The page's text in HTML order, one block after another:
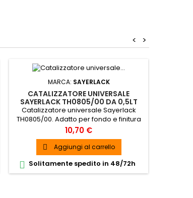
>
<
MARCA: SAYERLACK
CATALIZZATORE UNIVERSALE
SAYERLACK TH0805/00 DA 0,5LT
PER FONDI E FINITURE OPACHE
Catalizzatore universale Sayerlack
TH0805/00. Adatto per fondo e finitura
trasparente opaco
Prezzo
10,70 €
 Aggiungi al carrello
 Solitamente spedito in 48/72h